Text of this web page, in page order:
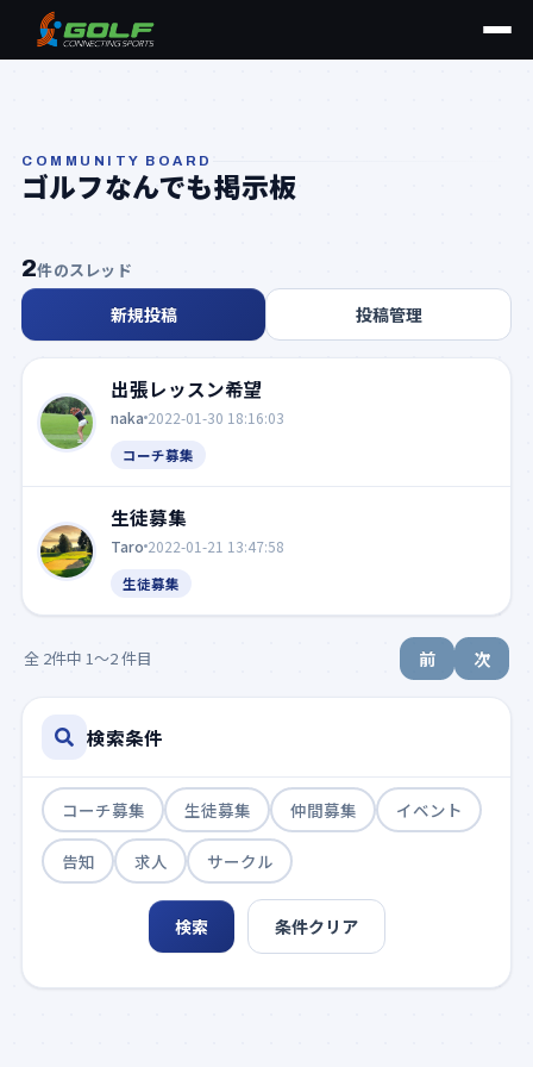
COMMUNITY BOARD
ゴルフなんでも掲示板
2件のスレッド
出張レッスン希望
naka 2022-01-30 18:16:03
コーチ募集
生徒募集
Taro 2022-01-21 13:47:58
生徒募集
全 2件中 1〜2 件目 前 次
検索条件
コーチ募集 生徒募集 仲間募集 イベント
告知 求人 サークル